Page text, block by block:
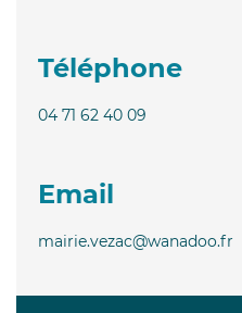
Téléphone
04 71 62 40 09
Email
mairie.vezac@wanadoo.fr